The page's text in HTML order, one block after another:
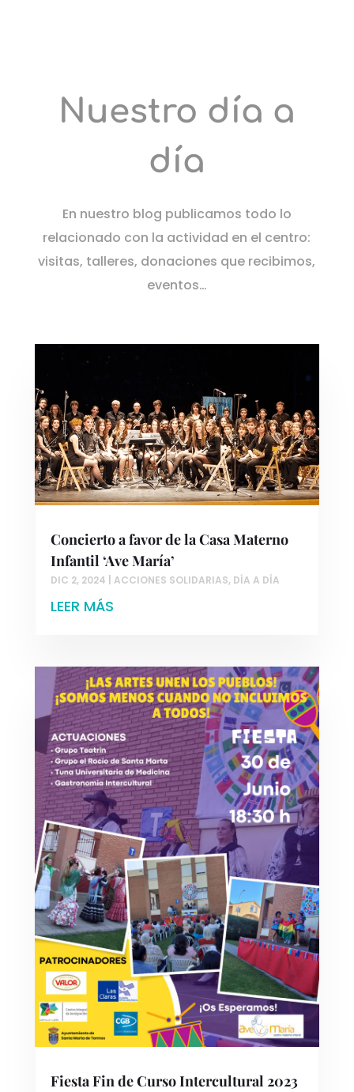
Nuestro día a
día
En nuestro blog publicamos todo lo
relacionado con la actividad en el centro:
visitas, talleres, donaciones que recibimos,
eventos…
Concierto a favor de la Casa Materno
Infantil ‘Ave María’
DIC 2, 2024 ACCIONES SOLIDARIAS, DÍA A DÍA
LEER MÁS
Fiesta Fin de Curso Intercultural 2023